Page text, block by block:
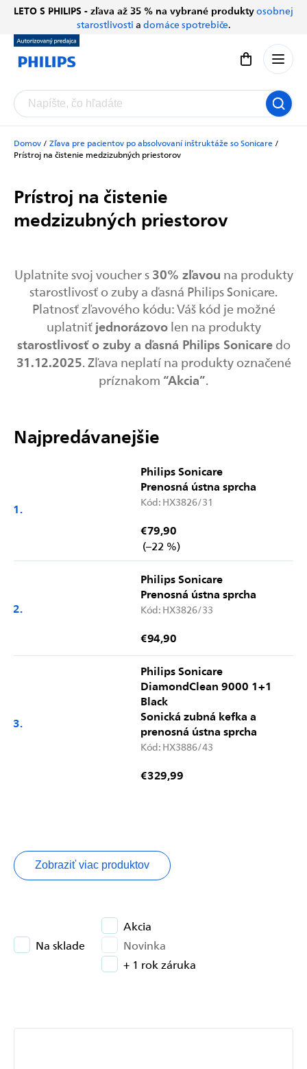
Prejsť
obsah
LETO S PHILIPS - zľava až 35 % na vybrané produktyosobnej
starostlivosti a domáce spotrebiče.
Nákupný
Domov / Zľava pre pacientov po absolvovaní inštruktáže so Sonicare /
Prístroj na čistenie medzizubných priestorov
Prístroj na čistenie
medzizubných priestorov
Uplatnite svoj voucher s 30% zľavou na produkty
starostlivosť o zuby a ďasná Philips Sonicare.
Platnosť zľavového kódu: Váš kód je možné
uplatniť jednorázovolen na produkty
starostlivosť o zuby a ďasná Philips Sonicaredo
31.12.2025. Zľava neplatí na produkty označené
príznakom “Akcia”.
Najpredávanejšie
Philips Sonicare
Prenosná ústna sprcha
Kód: HX3826/31
(–22 %)
€79,90
Philips Sonicare
Prenosná ústna sprcha
Kód: HX3826/33
€94,90
Philips Sonicare
DiamondClean 9000 1+1
Black
Sonická zubná kefka a
prenosná ústna sprcha
Kód: HX3886/43
€329,99
Zobraziť viac produktov
Na sklade
Akcia
Novinka
+ 1 rok záruka
Chatbot Filip
Autorizovaný predajce